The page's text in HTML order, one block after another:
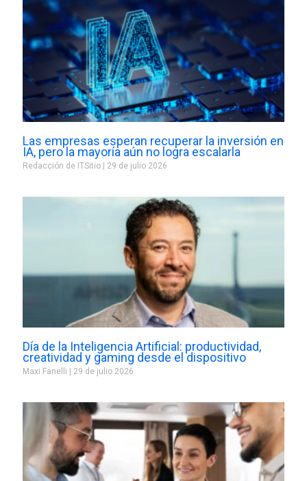
Las empresas esperan recuperar la inversión en
IA, pero la mayoría aún no logra escalarla
Redacción de ITSitio 29 de julio 2026
Día de la Inteligencia Artificial: productividad,
creatividad y gaming desde el dispositivo
Maxi Fanelli 29 de julio 2026